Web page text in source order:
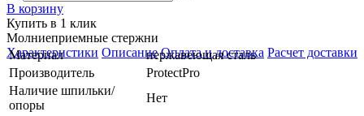
В корзину
Купить в 1 клик
Молниеприемные стержни
Характеристики Описание Оплата и доставка Расчет доставки
Материал
нержавеющая сталь
Производитель
ProtectPro
Наличие шпильки/
опоры
Нет